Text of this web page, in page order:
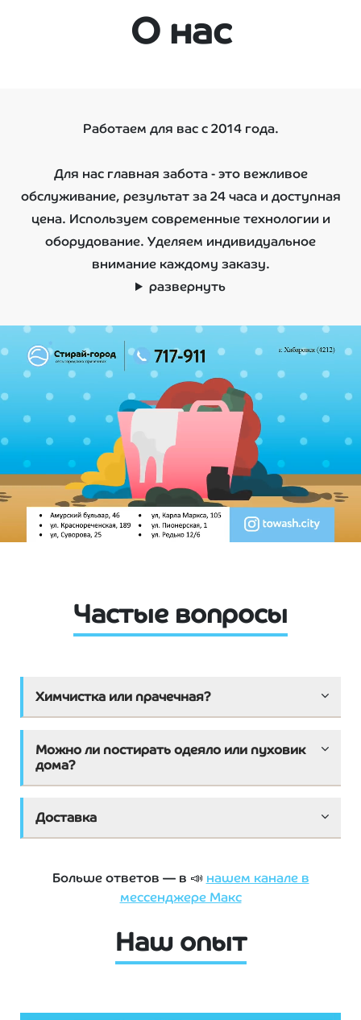
О нас
Работаем для вас с 2014 года.
Для нас главная забота - это вежливое
обслуживание, результат за 24 часа и доступная
цена. Используем современные технологии и
оборудование. Уделяем индивидуальное
внимание каждому заказу.
развернуть
Частые вопросы
Химчистка или прачечная?
Можно ли постирать одеяло или пуховик
дома?
Доставка
Больше ответов — в 📣 нашем канале в
мессенджере Макс
Наш опыт